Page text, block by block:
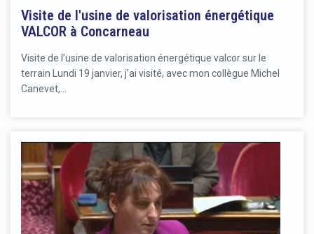
Visite de l'usine de valorisation énergétique
VALCOR à Concarneau
Visite de l’usine de valorisation énergétique valcor sur le
terrain Lundi 19 janvier, j’ai visité, avec mon collègue Michel
Canevet,…